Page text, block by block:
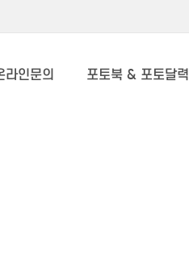
라인문의 포토북 & 포토달력